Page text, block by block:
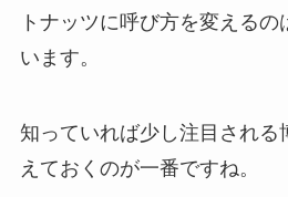
トナッツに呼び方を変える
います。
知っていれば少し注目される
えておくのが一番ですね。